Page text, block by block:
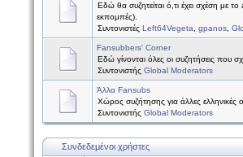
Εδώ θα συζητείται ό,τι έχει σχέση με
εκπομπές).
Συντονιστές Left64Vegeta gpanos
Fansubbers' Corner
Εδώ γίνονται όλες οι συζητήσεις που
Συντονιστής Global Moderators
Άλλα Fansubs
Χώρος συζήτησης για άλλες
Συντονιστής Global Moderators
Συνδεδεμένοι χρήστες